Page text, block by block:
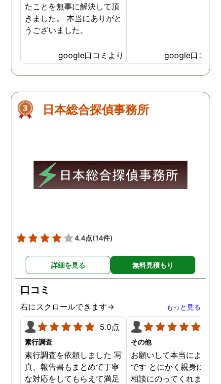
たことを無事に解決して頂
きました。 本当にありがと
うございました。
google口コミより google口コミ
日本総合探偵事務所
4.4点(14件)
詳細を見る 無料見積もり
口コミ
右にスクロールできます→ もっと見る
5.0点
素行調査
素行調査を依頼しました 写
真、報告書もまとめて丁寧
な対応をしてもらえて満足
その他
お願いして本当によかっ
です とにかく親身にな
相談にのってくれました